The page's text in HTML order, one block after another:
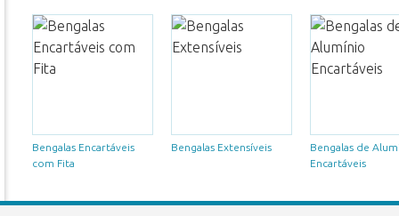
Bengalas Encartáveis
com Fita
Bengalas Extensíveis
Bengalas de
Encartáveis